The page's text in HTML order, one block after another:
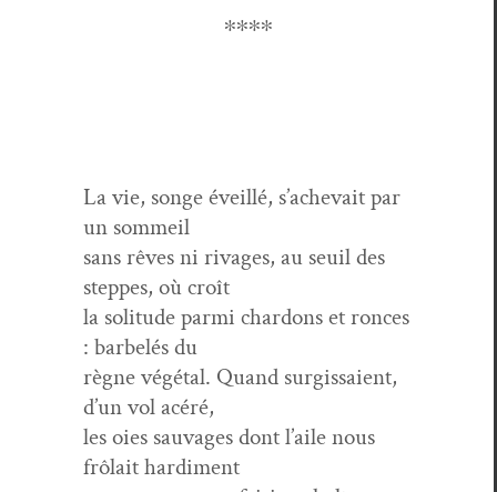
∗∗∗∗
La vie, songe éveil­lé, s’achevait par
un sommeil
sans rêves ni rivages, au seuil des
steppes, où croît
la soli­tude par­mi chardons et ronces
: bar­belés du
règne végé­tal. Quand sur­gis­saient,
d’un vol acéré,
les oies sauvages dont l’aile nous
frôlait hardiment